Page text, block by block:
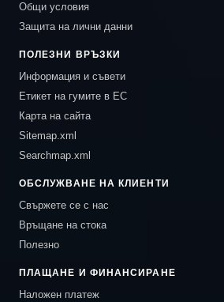
Общи условия
Защита на лични данни
ПОЛЕЗНИ ВРЪЗКИ
Информация и съвети
Етикет на гумите в ЕС
Карта на сайта
Sitemap.xml
Searchmap.xml
ОБСЛУЖВАНЕ НА КЛИЕНТИ
Свържете се с нас
Връщане на стока
Полезно
ПЛАЩАНЕ И ФИНАНСИРАНЕ
Наложен платеж